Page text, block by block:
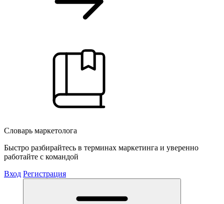
Словарь маркетолога
Быстро разбирайтесь в терминах маркетинга и уверенно
работайте с командой
Вход Регистрация